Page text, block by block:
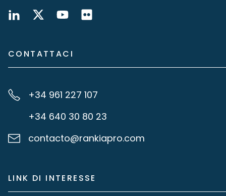
CONTATTACI
+34 961 227 107
+34 640 30 80 23
contacto@rankiapro.com
LINK DI INTERESSE